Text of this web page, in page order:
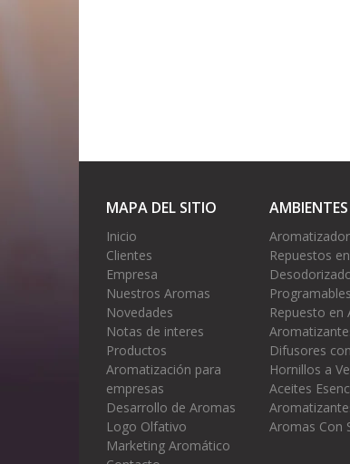
MAPA DEL SITIO
Inicio
Clientes
Empresa
Nuestros Aromas
Novedades
Notas de interes
Productos
Aromatización para
empresas
Desarrollo de Aromas
Logo Olfativo
Marketing Aromático
AMBIENTES
Repuestos
Repuesto en
Difusores
Hornillos a
Aceites
Aromas Con